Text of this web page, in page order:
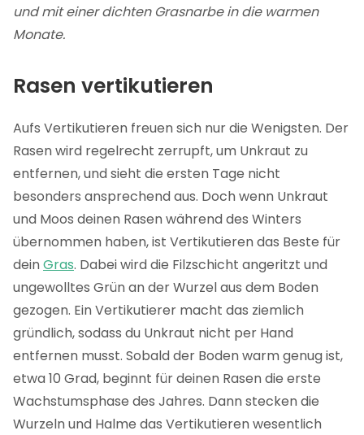
und mit einer dichten Grasnarbe in die warmen
Monate.
Rasen vertikutieren
Aufs Vertikutieren freuen sich nur die Wenigsten. Der
Rasen wird regelrecht zerrupft, um Unkraut zu
entfernen, und sieht die ersten Tage nicht
besonders ansprechend aus. Doch wenn Unkraut
und Moos deinen Rasen während des Winters
übernommen haben, ist Vertikutieren das Beste für
deinGras. Dabei wird die Filzschicht angeritzt und
ungewolltes Grün an der Wurzel aus dem Boden
gezogen. Ein Vertikutierer macht das ziemlich
gründlich, sodass du Unkraut nicht per Hand
entfernen musst. Sobald der Boden warm genug ist,
etwa 10 Grad, beginnt für deinen Rasen die erste
Wachstumsphase des Jahres. Dann stecken die
Wurzeln und Halme das Vertikutieren wesentlich